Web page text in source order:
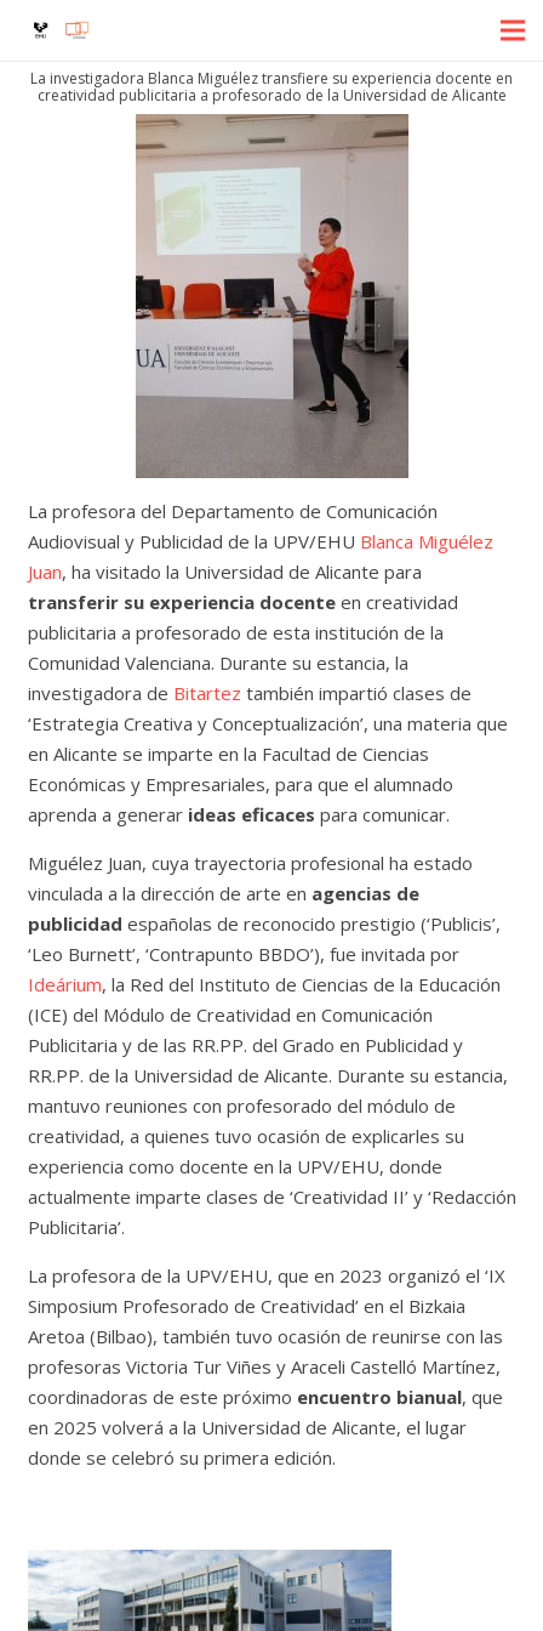
La investigadora Blanca Miguélez transfiere su experiencia docente en
creatividad publicitaria a profesorado de la Universidad de Alicante
La profesora del Departamento de Comunicación
Audiovisual y Publicidad de la UPV/EHU Blanca Miguélez
Juan, ha visitado la Universidad de Alicante para
transferir su experiencia docente en creatividad
publicitaria a profesorado de esta institución de la
Comunidad Valenciana. Durante su estancia, la
investigadora de Bitartez también impartió clases de
‘Estrategia Creativa y Conceptualización’, una materia que
en Alicante se imparte en la Facultad de Ciencias
Económicas y Empresariales, para que el alumnado
aprenda a generar ideas eficaces para comunicar.
Miguélez Juan, cuya trayectoria profesional ha estado
vinculada a la dirección de arte en agencias de
publicidad españolas de reconocido prestigio (‘Publicis’,
‘Leo Burnett’, ‘Contrapunto BBDO’), fue invitada por
Ideárium, la Red del Instituto de Ciencias de la Educación
(ICE) del Módulo de Creatividad en Comunicación
Publicitaria y de las RR.PP. del Grado en Publicidad y
RR.PP. de la Universidad de Alicante. Durante su estancia,
mantuvo reuniones con profesorado del módulo de
creatividad, a quienes tuvo ocasión de explicarles su
experiencia como docente en la UPV/EHU, donde
actualmente imparte clases de ‘Creatividad II’ y ‘Redacción
Publicitaria’.
La profesora de la UPV/EHU, que en 2023 organizó el ‘IX
Simposium Profesorado de Creatividad’ en el Bizkaia
Aretoa (Bilbao), también tuvo ocasión de reunirse con las
profesoras Victoria Tur Viñes y Araceli Castelló Martínez,
coordinadoras de este próximo encuentro bianual, que
en 2025 volverá a la Universidad de Alicante, el lugar
donde se celebró su primera edición.